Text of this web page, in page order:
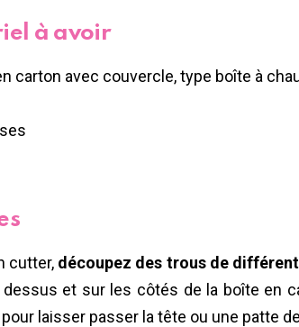
à avoir
carton avec couvercle, type boîte à
cutter, découpez des trous de
dessus et sur les côtés de la boîte en
laisser passer la tête ou une patte